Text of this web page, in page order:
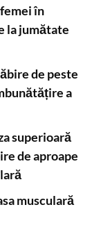
în
la jumătate
de peste
a
superioară
de aproape
musculară